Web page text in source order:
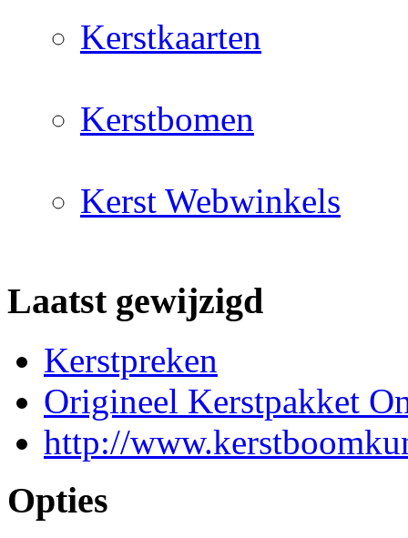
Kerstkaarten
Kerstbomen
Kerst Webwinkels
Laatst gewijzigd
Kerstpreken
Origineel Kerstpakket
http://
Opties